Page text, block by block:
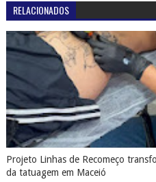
RELACIONADOS
Projeto Linhas de Recomeço
da tatuagem em Maceió